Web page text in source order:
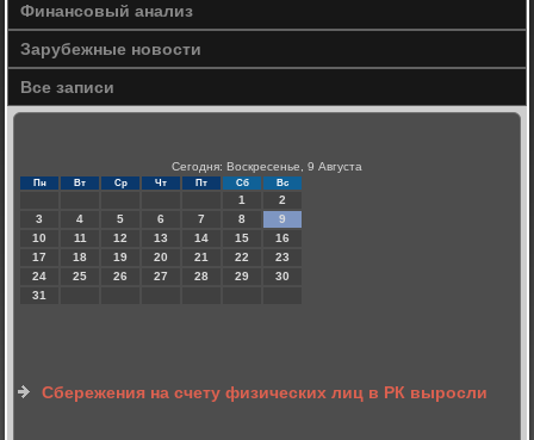
Финансовый анализ
Зарубежные новости
Все записи
Сегодня: Воскресенье, 9 Августа
Пн Вт Ср Чт Пт Сб Вс
1
2
3
4 5 6 7 8
9
10
11 12 13 14 15
16
17
18 19 20 21 22
23
24
25 26 27 28 29
30
31
Сбережения на счету физических лиц в РК выросли